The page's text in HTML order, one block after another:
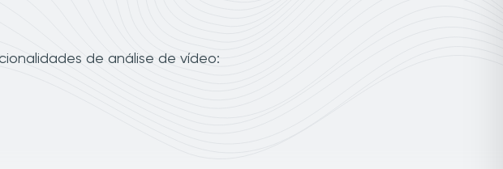
de análise de vídeo: